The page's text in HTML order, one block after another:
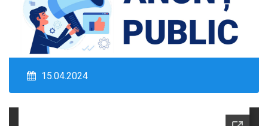
15.04.2024